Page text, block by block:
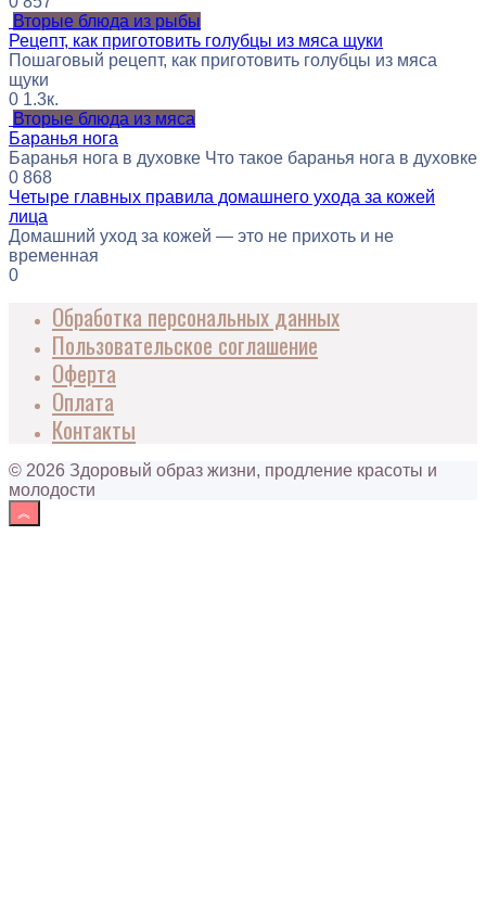
Вторые блюда из рыбы
Рецепт, как приготовить голубцы из мяса щуки
Пошаговый рецепт, как приготовить голубцы из мяса
щуки
0 1.3к.
Вторые блюда из мяса
Баранья нога
Баранья нога в духовке Что такое баранья нога в духовке
0 868
Четыре главных правила домашнего ухода за кожей
лица
Домашний уход за кожей — это не прихоть и не
временная
0
Обработка персональных данных
Пользовательское соглашение
Оферта
Оплата
Контакты
© 2026 Здоровый образ жизни, продление красоты и
молодости